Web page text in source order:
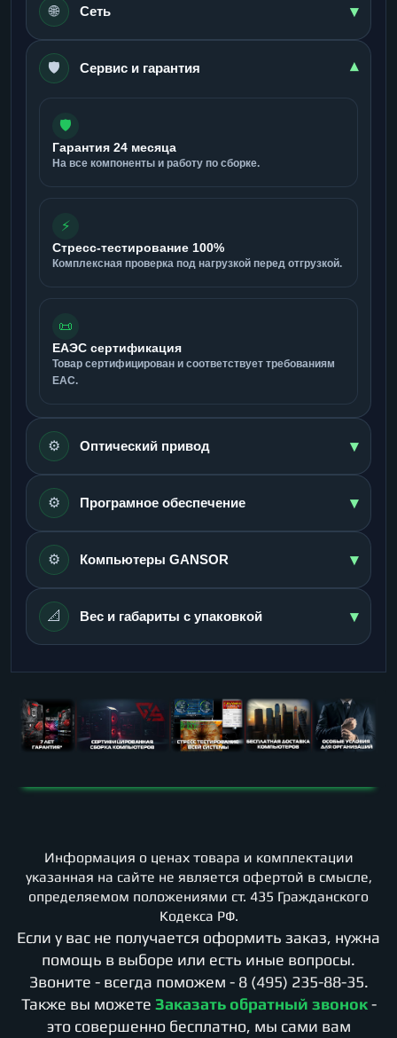
🌐 Сеть ▾
🛡️ Сервис и гарантия ▾
🛡️
Гарантия 24 месяца
На все компоненты и работу по сборке.
⚡
Стресс-тестирование 100%
Комплексная проверка под нагрузкой перед отгрузкой.
📜
ЕАЭС сертификация
Товар сертифицирован и соответствует требованиям
ЕАС.
⚙️ Оптический привод ▾
⚙️ Програмное обеспечение ▾
⚙️ Компьютеры GANSOR ▾
📐 Вес и габариты с упаковкой ▾
Информация о ценах товара и комплектации
указанная на сайте не является офертой в смысле,
определяемом положениями ст. 435 Гражданского
Кодекса РФ.
Если у вас не получается оформить заказ, нужна
помощь в выборе или есть иные вопросы.
Звоните - всегда поможем - 8 (495) 235-88-35.
Также вы можете Заказать обратный звонок -
это совершенно бесплатно, мы сами вам